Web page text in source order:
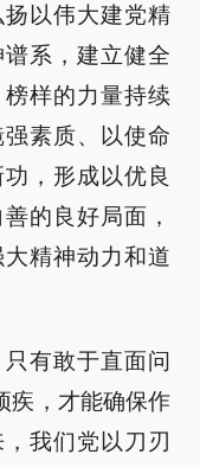
以伟大建党精
系，建立健全
样的力量持续
素质、以使命
，形成以优良
的良好局面，
精神动力和道
有敢于直面问
疾，才能确保作
我们党以刀刃